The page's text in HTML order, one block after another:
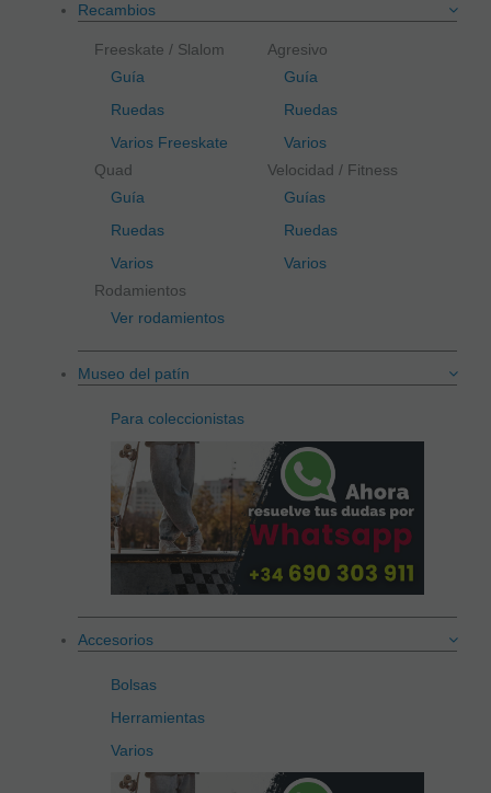
Recambios
Freeskate / Slalom
Guía
Ruedas
Varios Freeskate
Agresivo
Guía
Ruedas
Varios
Quad
Guía
Ruedas
Varios
Velocidad / Fitness
Guías
Ruedas
Varios
Rodamientos
Ver rodamientos
Museo del patín
Para coleccionistas
Accesorios
Bolsas
Herramientas
Varios